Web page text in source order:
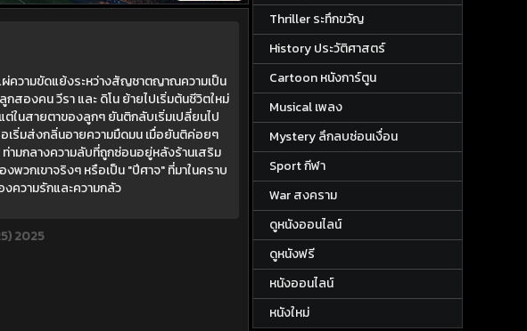
ความขัดแย้งระหว่างสัญชาตญาณความเป็น
สองคน วีรา และ ดิโน ย้ายไปเริ่มต้นชีวิตใหม่
ต่ในสายตาของลูกๆ ยันติกลับเริ่มเปลี่ยนไป
อเริ่มส่งกลิ่นอายความมืดมน เมื่อยันติค่อยๆ
ามกลางความลับที่ถูกซ่อนอยู่หลังร้านเสริม
วกเขาจริงๆ หรือเป็น "ปีศาจ" ที่มาในคราบ
ความรักและความกลัว
2025
Thriller ระทึกขวัญ
History ประวัติศาสตร์
Cartoon หนังการ์ตูน
Musical เพลง
Mystery ลึกลบซ่อนเงื่อน
Sport กีฬา
War สงคราม
ดูหนังออนไลน์
ดูหนังฟรี
หนังออนไลน์
หนังใหม่